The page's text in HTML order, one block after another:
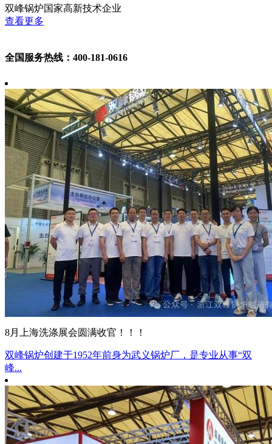
双峰锅炉国家高新技术企业
查看更多
全国服务热线：400-181-0616
8月上海洗涤展会圆满收官！！！
双峰锅炉创建于1952年前身为武义锅炉厂，是专业从事“双
峰...